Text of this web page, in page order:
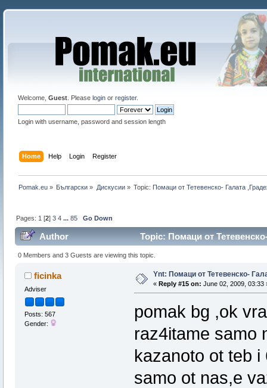
Welcome, Guest. Please loginor register.
Login with username, password and session length
Home Help Login Register
Pomak.eu » Български » Дискусии» Topic: Помаци от Тетевенско- Галата
Pages: 1 [2]3 4 ...85 Go Down
Author Topic: Помаци от
0 Members and 3 Guests are viewing this topic.
ficinka
Adviser
Posts: 567
Gender:
Ynt: Помаци от Тетевенско-
« Reply #15 on: June 02, 2009, 03:33
pomak bg ,ok
raz4itame samo
kazanoto ot teb
samo ot nas,e